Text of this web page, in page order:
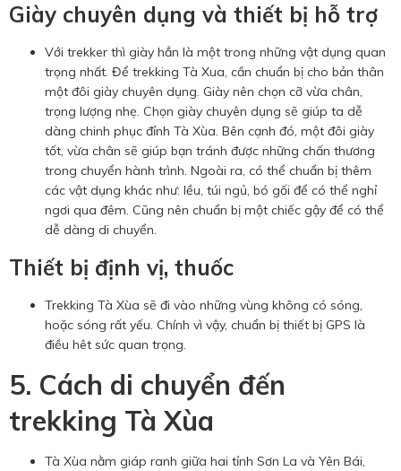
Giày chuyên dụng và thiết bị hỗ trợ
Với trekker thì giày hẳn là một trong những vật dụng quan
trọng nhất. Để trekking Tà Xua, cần chuẩn bị cho bản thân
một đôi giày chuyên dụng. Giày nên chọn cỡ vừa chân,
trọng lượng nhẹ. Chọn giày chuyên dụng sẽ giúp ta dễ
dàng chinh phục đỉnh Tà Xùa. Bên cạnh đó, một đôi giày
tốt, vừa chân sẽ giúp bạn tránh được những chấn thương
trong chuyển hành trình. Ngoài ra, có thể chuẩn bị thêm
các vật dụng khác như: lều, túi ngủ, bó gối để có thể nghỉ
ngơi qua đêm. Cũng nên chuẩn bị một chiếc gậy để có thể
dễ dàng di chuyển.
Thiết bị định vị, thuốc
Trekking Tà Xùa sẽ đi vào những vùng không có sóng,
hoặc sóng rất yếu. Chính vì vậy, chuẩn bị thiết bị GPS là
điều hêt sức quan trọng.
5. Cách di chuyển đến
trekking Tà Xùa
Tà Xùa nằm giáp ranh giữa hai tỉnh Sơn La và Yên Bái,